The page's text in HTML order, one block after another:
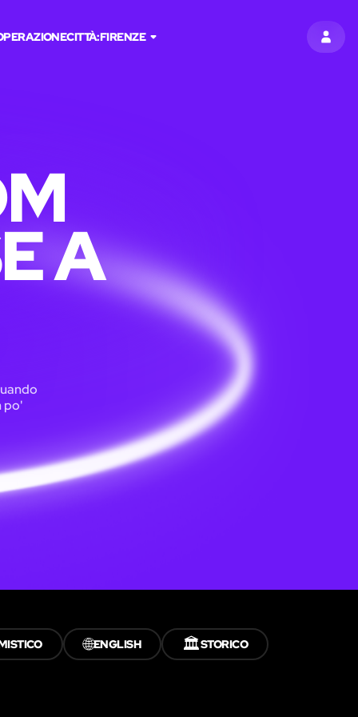
CITTÀ:FIRENZE
A
po'
🌐ENGLISH 🏛️STORICO